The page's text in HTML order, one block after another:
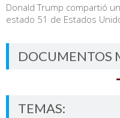
Donald Trump compartió
estado 51 de Estados
DOCUMENTOS
TEMAS: